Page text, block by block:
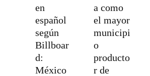
en
español
según
Billboar
d:
México
a como
el mayor
municipi
o
producto
r de